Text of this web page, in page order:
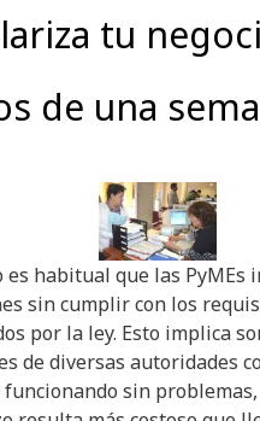
tu
de una
es habitual que las PyMEs
sin cumplir con los
por la ley. Esto implica
de diversas autoridades
sin